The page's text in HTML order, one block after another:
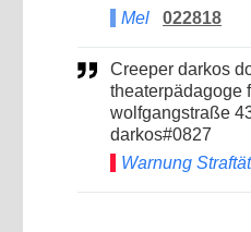
Mel
022818
Creeper darkos doxbin nikolas hamm
theaterpädagoge
wolfgangstraße
darkos#0827
Warnung